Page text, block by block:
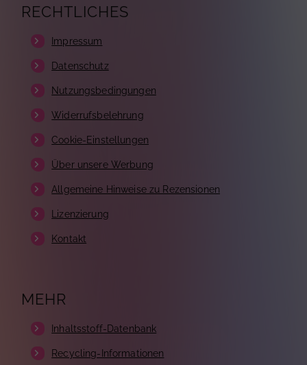
RECHTLICHES
Impressum
Datenschutz
Nutzungsbedingungen
Widerrufsbelehrung
Cookie-Einstellungen
Über unsere Werbung
Allgemeine Hinweise zu Rezensionen
Lizenzierung
Kontakt
MEHR
Inhaltsstoff-Datenbank
Recycling-Informationen